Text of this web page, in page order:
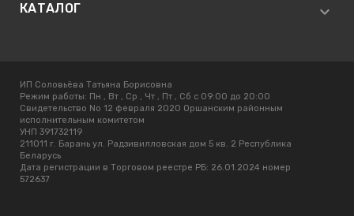
КАТАЛОГ
ИП Соловьёва Татьяна Борисовна
Режим работы: Пн , Вт , Ср , Чт , Пт , Сб c 09:00 до 20:00
Свидетельство No 12 февраля 2020 Оршанским районным
исполнительным комитетом
УНП 391732119
211011 г. Барань ул. Радзивилловская дом 5 кв. 2 Республика
Беларусь
Дата регистрации в Торговом реестре РБ: 26.01.2024 номер
572637